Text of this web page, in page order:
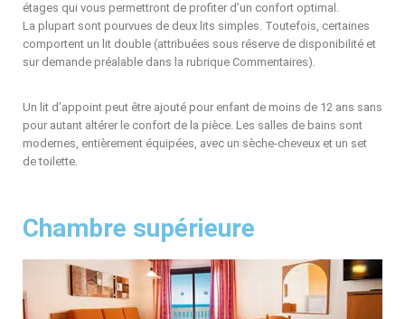
étages qui vous permettront de profiter d’un confort optimal.
La plupart sont pourvues de deux lits simples. Toutefois, certaines
comportent un lit double (attribuées sous réserve de disponibilité et
sur demande préalable dans la rubrique Commentaires).
Un lit d’appoint peut être ajouté pour enfant de moins de 12 ans sans
pour autant altérer le confort de la pièce. Les salles de bains sont
modernes, entièrement équipées, avec un sèche-cheveux et un set
de toilette.
Chambre supérieure